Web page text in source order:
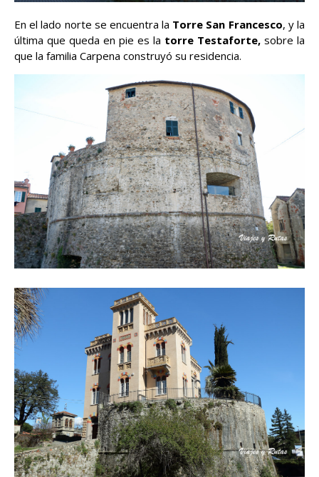
En el lado norte se encuentra la Torre San Francesco, y la
última que queda en pie es la torre Testaforte, sobre la
que la familia Carpena construyó su residencia.